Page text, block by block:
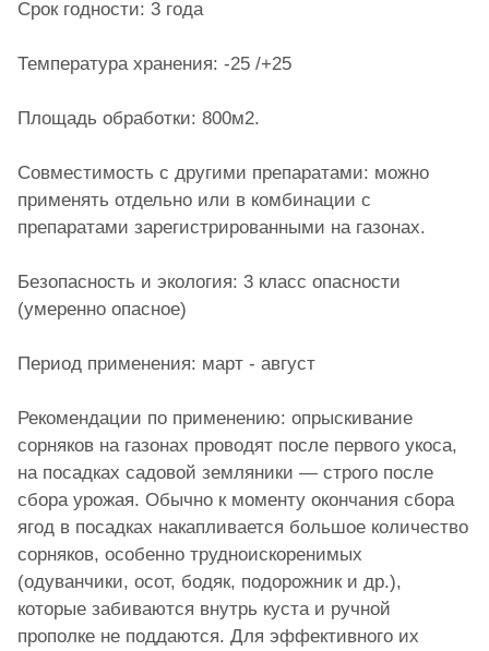
Срок годности: 3 года
Температура хранения: -25 /+25
Площадь обработки: 800м2.
Совместимость с другими препаратами: можно
применять отдельно или в комбинации с
препаратами зарегистрированными на газонах.
Безопасность и экология: 3 класс опасности
(умеренно опасное)
Период применения: март - август
Рекомендации по применению: опрыскивание
сорняков на газонах проводят после первого укоса,
на посадках садовой земляники — строго после
сбора урожая. Обычно к моменту окончания сбора
ягод в посадках накапливается большое количество
сорняков, особенно трудноискоренимых
(одуванчики, осот, бодяк, подорожник и др.),
которые забиваются внутрь куста и ручной
прополке не поддаются. Для эффективного их